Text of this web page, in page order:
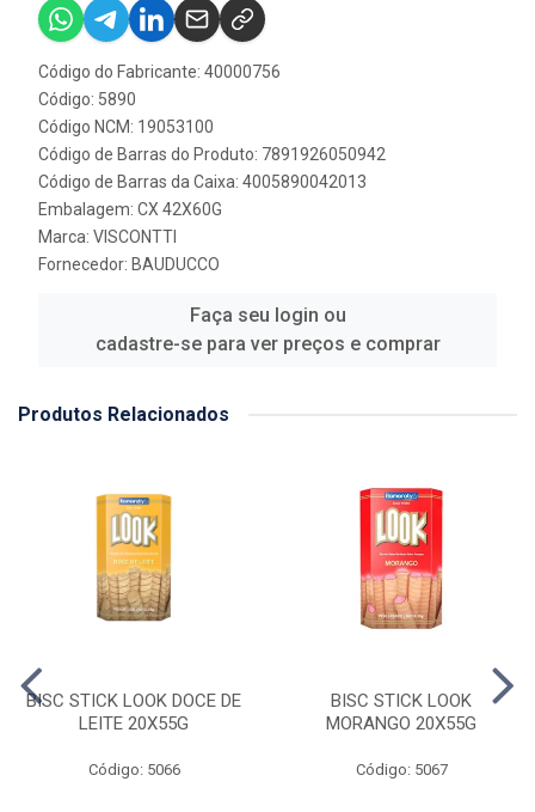
Código do Fabricante: 40000756
Código: 5890
Código NCM: 19053100
Código de Barras do Produto: 7891926050942
Código de Barras da Caixa: 4005890042013
Embalagem: CX 42X60G
Marca: VISCONTTI
Fornecedor: BAUDUCCO
Faça seu login ou
cadastre-se para ver preços e comprar
Produtos Relacionados
BISC STICK LOOK DOCE DE
LEITE 20X55G
Código: 5066
BISC STICK LOOK
MORANGO 20X55G
Código: 5067